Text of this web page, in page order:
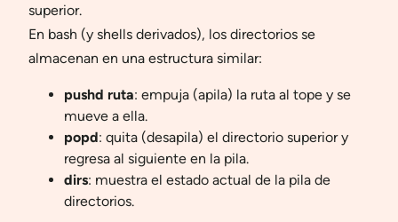
superior.
En bash (y shells derivados), los directorios se
almacenan en una estructura similar:
pushd ruta: empuja (apila) la ruta al tope y se
mueve a ella.
popd: quita (desapila) el directorio superior y
regresa al siguiente en la pila.
dirs: muestra el estado actual de la pila de
directorios.